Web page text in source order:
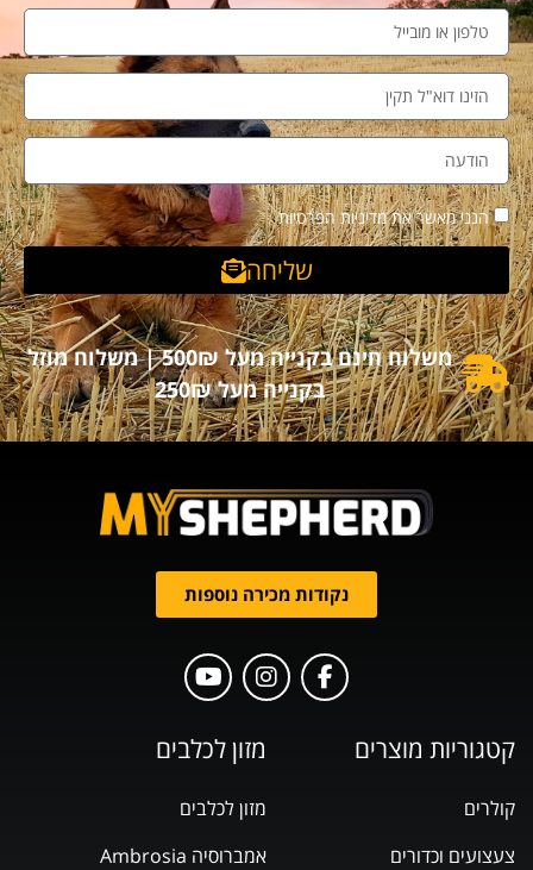
הנני מאשר את מדיניות הפרטיות
שליחה
משלוח חינם בקנייה מעל 500₪ | משלוח מוזל
בקנייה מעל 250₪
מזון לכלבים
מזון לכלבים
אמברוסיה Ambrosia
קטגוריות מוצרים
קולרים
צעצועים וכדורים
נקודות מכירה נוספות